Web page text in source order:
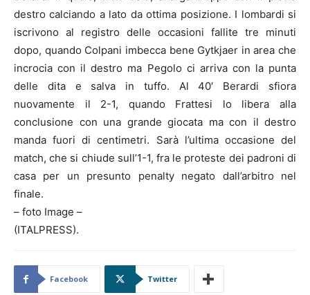
destro calciando a lato da ottima posizione. I lombardi si
iscrivono al registro delle occasioni fallite tre minuti
dopo, quando Colpani imbecca bene Gytkjaer in area che
incrocia con il destro ma Pegolo ci arriva con la punta
delle dita e salva in tuffo. Al 40′ Berardi sfiora
nuovamente il 2-1, quando Frattesi lo libera alla
conclusione con una grande giocata ma con il destro
manda fuori di centimetri. Sarà l’ultima occasione del
match, che si chiude sull’1-1, fra le proteste dei padroni di
casa per un presunto penalty negato dall’arbitro nel
finale.
– foto Image –
(ITALPRESS).
Facebook Twitter